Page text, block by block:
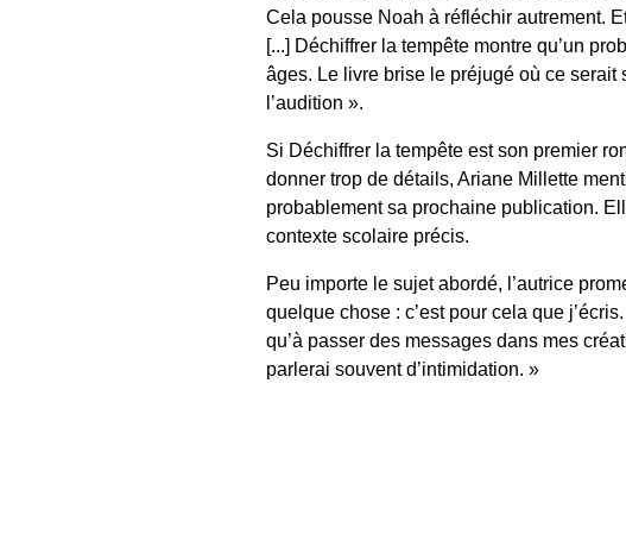
Cela pousse Noah à réfléchir autrement.
[...] Déchiffrer la tempête montre qu’un
âges. Le livre brise le préjugé où ce
l’audition ».
Si Déchiffrer la tempête est son premier
donner trop de détails, Ariane Millette
probablement sa prochaine publication.
contexte scolaire précis.
Peu importe le sujet abordé, l’autrice
quelque chose : c’est pour cela que
qu’à passer des messages dans mes
parlerai souvent d’intimidation. »